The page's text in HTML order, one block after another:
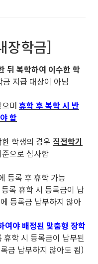
장학금]
뒤 복학하여 이수한 학
지급 대상이 아님
며 휴학 후 복학 시 반
함
학생의 경우 직전학기
으로 심사함
등록 후 휴학 가능
록 휴학 시 등록금이 납
등록금 납부하지 않아
여야 배정된 맞춤형 장학
휴학 시 등록금이 납부된
금 납부하지 않아도 됨)